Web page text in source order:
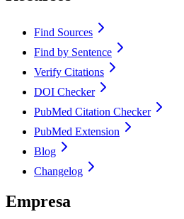
Find Sources
Find by Sentence
Verify Citations
DOI Checker
PubMed Citation Checker
PubMed Extension
Blog
Changelog
Empresa